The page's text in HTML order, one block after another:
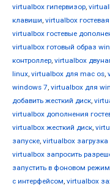
virtualbox гипервизор,
клавиши, virtualbox
virtualbox гостевые
virtualbox готовый образ
контроллер, virtualbox
linux, virtualbox для mac os,
windows 7, virtualbox для
добавить жесткий диск,
virtualbox дополнения
virtualbox жесткий диск,
запуске, virtualbox загрузка
virtualbox запросить
запустить в фоновом
с интерфейсом, virtualbox